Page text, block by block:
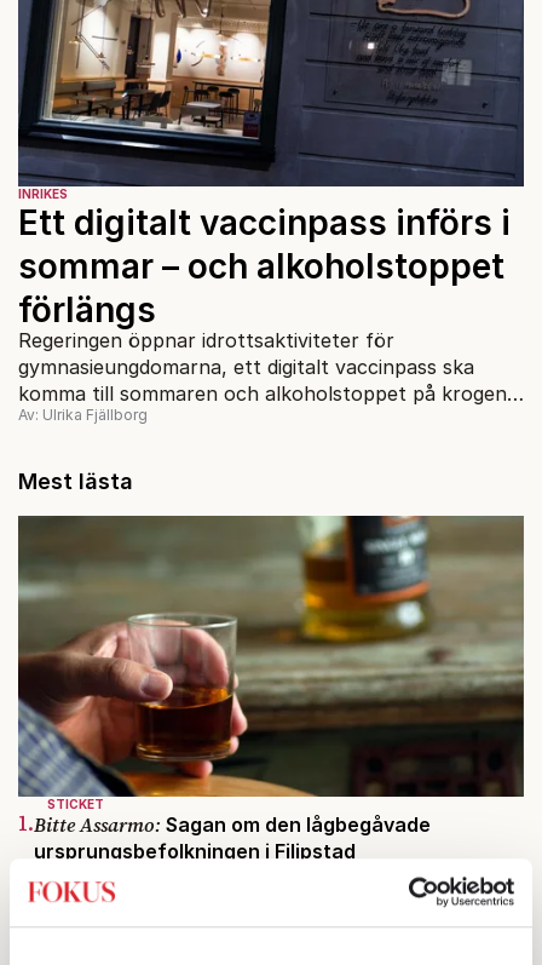
INRIKES
Ett digitalt vaccinpass införs i
sommar – och alkoholstoppet
förlängs
Regeringen öppnar idrottsaktiviteter för
gymnasieungdomarna, ett digitalt vaccinpass ska
komma till sommaren och alkoholstoppet på krogen
förlängs. Folkhälsomyndigheten ändrar sig och sänker
fas2-gruppen.
Av: Ulrika Fjällborg
Mest lästa
STICKET
1.Bitte Assarmo: Sagan om den lågbegåvade
ursprungsbefolkningen i Filipstad
2.Sakine Madon:
Efter islamistdådet oroar sig